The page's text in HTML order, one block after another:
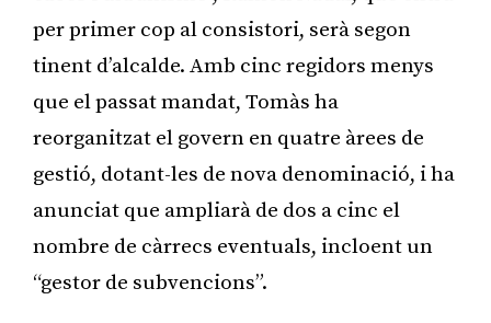
per primer cop al consistori, serà segon
tinent d’alcalde. Amb cinc regidors menys
que el passat mandat, Tomàs ha
reorganitzat el govern en quatre àrees de
gestió, dotant-les de nova denominació, i ha
anunciat que ampliarà de dos a cinc el
nombre de càrrecs eventuals, incloent un
“gestor de subvencions”.